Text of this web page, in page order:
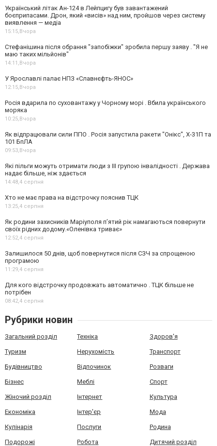
Український літак Ан-124 в Лейпцигу був завантажений
боєприпасами. Дрон, який «висів» над ним, пройшов через систему
виявлення — медіа
15:15,Вчора
Стефанішина після обрання "запобіжки" зробила першу заяву . "Я не
маю таких мільйонів"
14:11,Вчора
У Ярославлі палає НПЗ «Славнєфть-ЯНОС»
12:15,Вчора
Росія вдарила по суховантажу у Чорному морі . Вбила українського
моряка
10:25,Вчора
Як відпрацювали сили ППО . Росія запустила ракети "Онікс", Х-31П та
101 БпЛА
09:53,Вчора
Які пільги можуть отримати люди з III групою інвалідності . Держава
надає більше, ніж здається
14:48,4 серпня
Хто не має права на відстрочку пояснив ТЦК
13:25,4 серпня
Як родини захисників Маріуполя пʼятий рік намагаються повернути
своїх рідних додому.«Оленівка триває»
12:52,4 серпня
Залишилося 50 днів, щоб повернутися після СЗЧ за спрощеною
програмою
11:29,4 серпня
Для кого відстрочку продовжать автоматично . ТЦК більше не
потрібен
08:42,4 серпня
Рубрики новин
Загальний розділ Техніка Здоров'я
Туризм Нерухомість Транспорт
Будівництво Відпочинок Розваги
Бізнес Меблі Спорт
Жіночий розділ Інтернет Культура
Економіка Інтер'єр Мода
Кулінарія Послуги Родина
Подорожі Робота Дитячий розділ